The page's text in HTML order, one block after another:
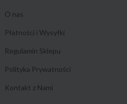
O nas
Płatności i Wysyłki
Regulamin Sklepu
Polityka Prywatności
Kontakt z Nami